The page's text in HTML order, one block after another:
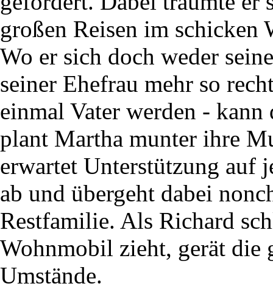
großen Reisen im schicken
Wo er sich doch weder
seiner Ehefrau mehr so
einmal Vater werden -
plant Martha munter ihre
erwartet Unterstützung auf
ab und übergeht dabei
Restfamilie. Als Richard
Wohnmobil zieht, gerät die
Umstände.